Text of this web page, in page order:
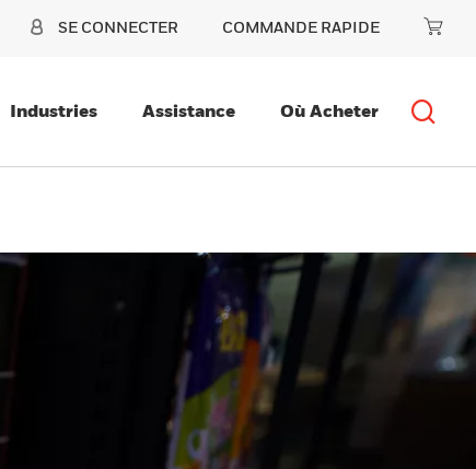
SE CONNECTER COMMANDE RAPIDE
Industries Assistance Où Acheter